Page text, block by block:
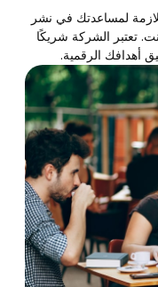
لمساعدتك في نشر
تعتبر الشركة شريكًا
أهدافك الرقمية.